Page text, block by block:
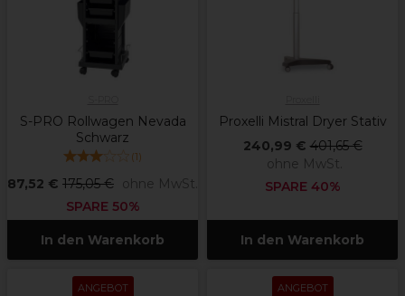
S-PRO Rollwagen Nevada
Schwarz
(1)
87,52 € 175,05 € ohne MwSt.
SPARE 50%
In den Warenkorb
Proxelli Mistral Dryer Stativ
240,99 € 401,65 €
ohne MwSt.
SPARE 40%
In den Warenkorb
ANGEBOT ANGEBOT